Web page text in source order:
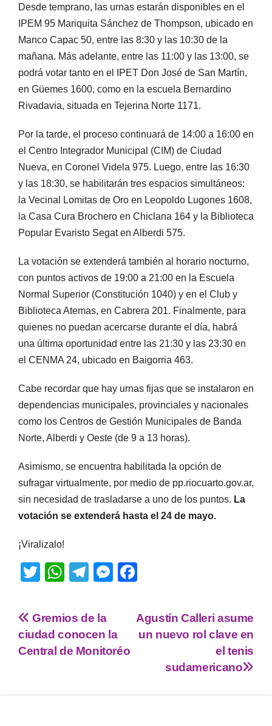
Desde temprano, las urnas estarán disponibles en el
IPEM 95 Mariquita Sánchez de Thompson, ubicado en
Manco Capac 50, entre las 8:30 y las 10:30 de la
mañana. Más adelante, entre las 11:00 y las 13:00, se
podrá votar tanto en el IPET Don José de San Martín,
en Güemes 1600, como en la escuela Bernardino
Rivadavia, situada en Tejerina Norte 1171.
Por la tarde, el proceso continuará de 14:00 a 16:00 en
el Centro Integrador Municipal (CIM) de Ciudad
Nueva, en Coronel Videla 975. Luego, entre las 16:30
y las 18:30, se habilitarán tres espacios simultáneos:
la Vecinal Lomitas de Oro en Leopoldo Lugones 1608,
la Casa Cura Brochero en Chiclana 164 y la Biblioteca
Popular Evaristo Segat en Alberdi 575.
La votación se extenderá también al horario nocturno,
con puntos activos de 19:00 a 21:00 en la Escuela
Normal Superior (Constitución 1040) y en el Club y
Biblioteca Atemas, en Cabrera 201. Finalmente, para
quienes no puedan acercarse durante el día, habrá
una última oportunidad entre las 21:30 y las 23:30 en
el CENMA 24, ubicado en Baigorria 463.
Cabe recordar que hay urnas fijas que se instalaron en
dependencias municipales, provinciales y nacionales
como los Centros de Gestión Municipales de Banda
Norte, Alberdi y Oeste (de 9 a 13 horas).
Asimismo, se encuentra habilitada la opción de
sufragar virtualmente, por medio de pp.riocuarto.gov.ar,
sin necesidad de trasladarse a uno de los puntos. La
votación se extenderá hasta el 24 de mayo.
¡Viralizalo!
T
tt
er
W
at
s
A
T
e
gr
a
M
e
n
c
e
Agustín Calleri asume
un nuevo rol clave en
el tenis
sudamericano
Gremios de la
ciudad conocen la
Central de Monitoréo